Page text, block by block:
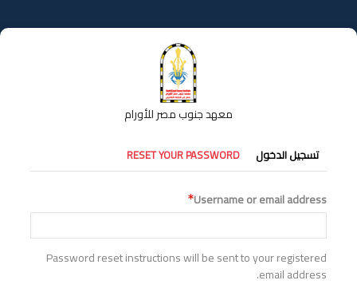
إلى
المحتوى
معهد جنوب مصر للأورام
التبويبات
الأساسية
تسجيل الدخول RESET YOUR PASSWORD
Username or email address
Password reset instructions will be sent to your registered
email address.